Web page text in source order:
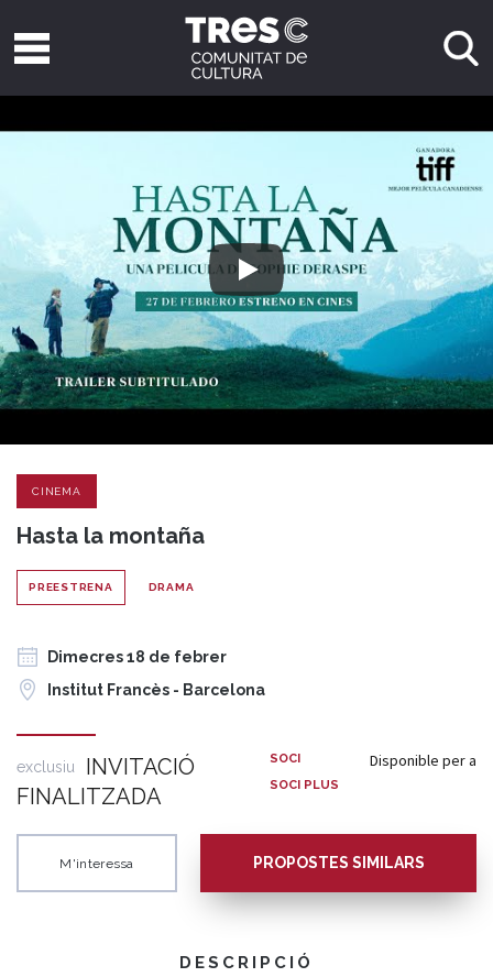
CINEMA
Hasta la montaña
PREESTRENA DRAMA
Dimecres 18 de febrer
Institut Francès - Barcelona
exclusiu
INVITACIÓ
FINALITZADA
Disponible per a
SOCI
SOCI PLUS
M'interessa PROPOSTES SIMILARS
DESCRIPCIÓ